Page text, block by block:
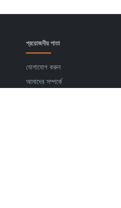
প্রয়োজনীয় পাতা
যোগাযোগ করুন
আমাদের সম্পর্কে